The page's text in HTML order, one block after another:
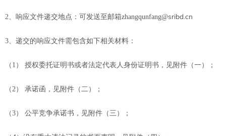
2、响应文件递交地点：可发送至邮箱zhangqunfang@sribd.cn
3、递交的响应文件需包含如下相关材料：
（ 1 ） 授权委托证明书或者法定代表人身份证明书，见附件（一）；
（2） 承诺函，见附件（二）；
（3） 公平竞争承诺书，见附件（三）；